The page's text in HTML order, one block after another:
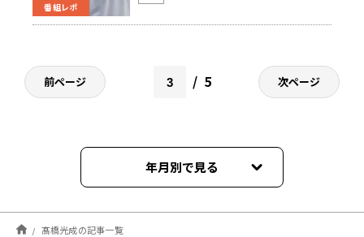
番組レポ
前ページ 5 次ページ
年月別で見る
2026年03月
髙橋光成の記事一覧